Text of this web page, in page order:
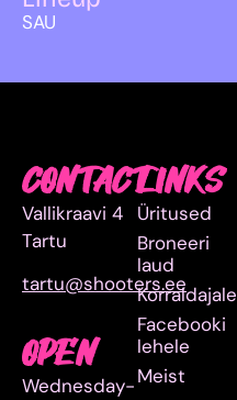
SAU
CONTACT
Vallikraavi 4
Tartu
tartu@shooters.ee
OPEN
Wednesday-
LINKS
Üritused
Broneeri
laud
Korraldajale
Facebooki
lehele
Meist